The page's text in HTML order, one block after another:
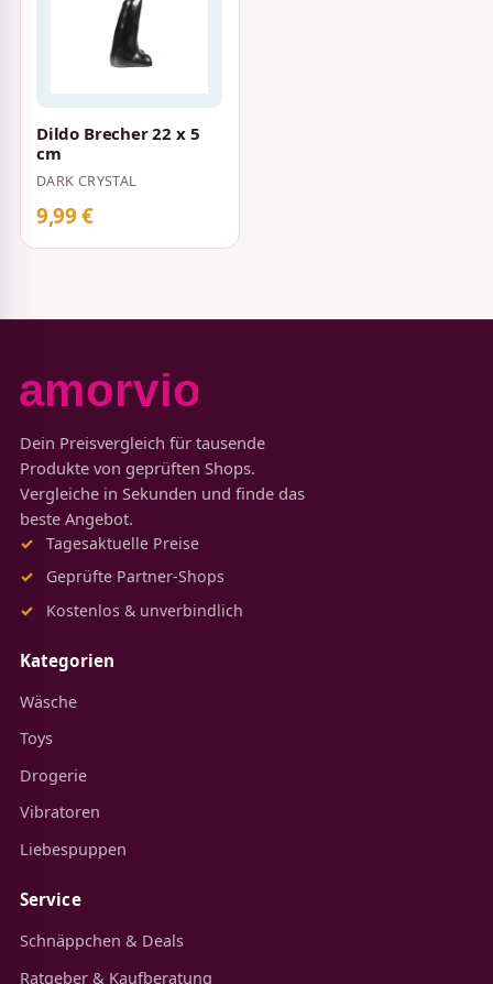
Dildo Brecher 22 x 5
cm
DARK CRYSTAL
9,99 €
Dein Preisvergleich für tausende
Produkte von geprüften Shops.
Vergleiche in Sekunden und finde das
beste Angebot.
Tagesaktuelle Preise
Geprüfte Partner-Shops
Kostenlos & unverbindlich
Kategorien
Wäsche
Toys
Drogerie
Vibratoren
Liebespuppen
Service
Schnäppchen & Deals
Ratgeber & Kaufberatung